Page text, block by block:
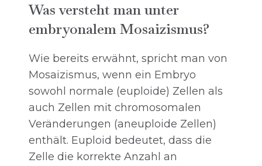
Was versteht man unter
embryonalem Mosaizismus?
Wie bereits erwähnt, spricht man von
Mosaizismus, wenn ein Embryo
sowohl normale (euploide) Zellen als
auch Zellen mit chromosomalen
Veränderungen (aneuploide Zellen)
enthält. Euploid bedeutet, dass die
Zelle die korrekte Anzahl an